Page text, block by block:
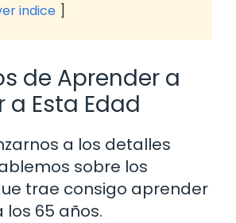
indice
de Aprender a
Esta Edad
a los detalles
sobre los
trae consigo aprender
los 65 años.